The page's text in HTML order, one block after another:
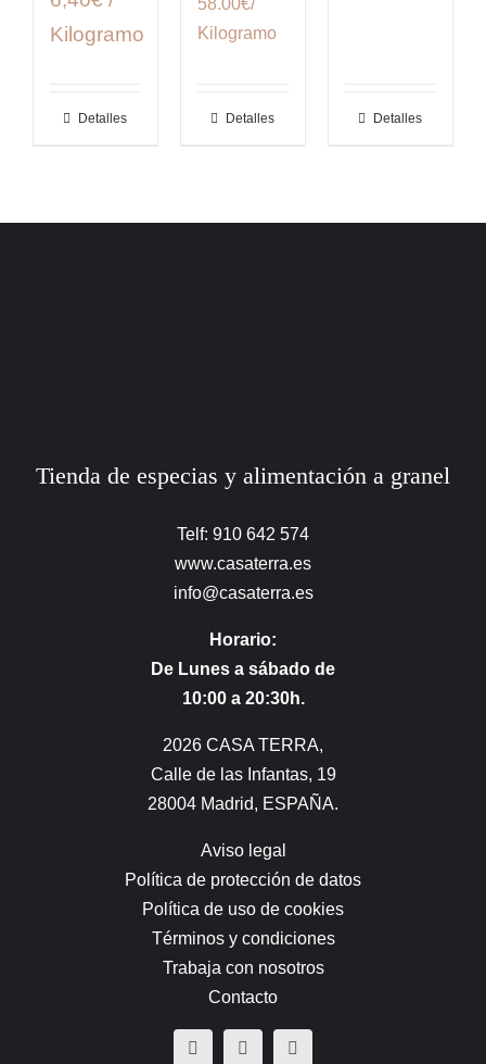
Kilogramo
Detalles
58.00€/
Kilogramo
Detalles Detalles
Tienda de especias y alimentación a granel
Telf: 910 642 574
www.casaterra.es
info@casaterra.es
Horario:
De Lunes a sábado de
10:00 a 20:30h.
2026 CASA TERRA,
Calle de las Infantas, 19
28004 Madrid, ESPAÑA.
Aviso legal
Política de protección de datos
Política de uso de cookies
Términos y condiciones
Trabaja con nosotros
Contacto